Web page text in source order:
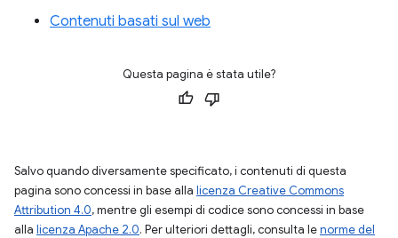
Contenuti basati sul web
Questa pagina è stata utile?
Salvo quando diversamente specificato, i contenuti di questa
pagina sono concessi in base alla licenza Creative Commons
Attribution 4.0, mentre gli esempi di codice sono concessi in base
alla licenza Apache 2.0. Per ulteriori dettagli, consulta lenorme del